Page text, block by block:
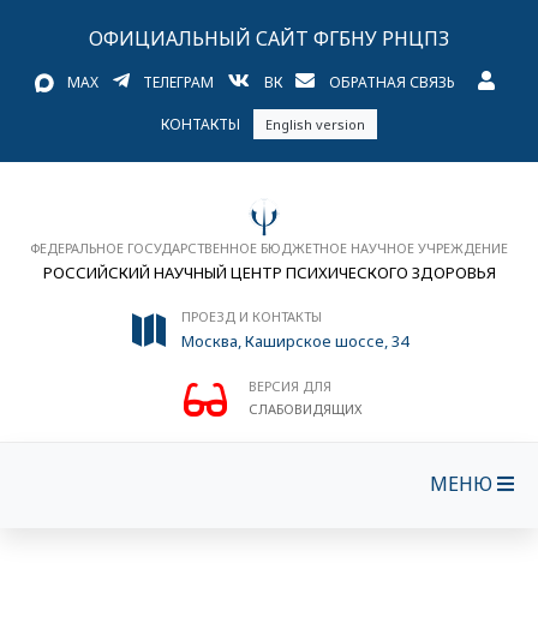
ОФИЦИАЛЬНЫЙ САЙТ ФГБНУ РНЦПЗ
MAX ТЕЛЕГРАМ ВК ОБРАТНАЯ СВЯЗЬ
КОНТАКТЫ English version
ФЕДЕРАЛЬНОЕ ГОСУДАРСТВЕННОЕ БЮДЖЕТНОЕ НАУЧНОЕ УЧРЕЖДЕНИЕ
РОССИЙСКИЙ НАУЧНЫЙ ЦЕНТР ПСИХИЧЕСКОГО ЗДОРОВЬЯ
ПРОЕЗД И КОНТАКТЫ
Москва, Каширское шоссе, 34
ВЕРСИЯ ДЛЯ
СЛАБОВИДЯЩИХ
МЕНЮ